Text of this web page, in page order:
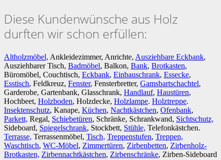
Diese Kundenwünsche aus Holz
durften wir schon erfüllen:
Altholzmöbel, Ankleidezimmer, Anrichte, Ausziehbare Eckbank,
Ausziehbarer Tisch, Badmöbel, Balkon, Bank, Brotkasten,
Büromöbel, Couchtisch, Eckbank, Einbauschrank, Essecke,
Esstisch, Feldkreuz, Fenster, Fensterbretter, Gamsbartschachtel,
Garderobe, Gartenbank, Glasschrank, Handlauf, Haustüren,
Hochbeet, Holzboden, Holzdecke, Holzlampe. Holztreppe.
Insektenschutz, Kanape, Küchen, Nachtkästchen, Ofenbank,
Parkett, Regal, Schiebetüren, Schränke, Schrankwand, Sichtschutz,
Sideboard, Spiegelschrank, Stockbett, Stühle, Telefonkästchen.
Terrasse, Terrassenmöbel, Tisch, Treppenstufen, Treppen,
Waschtisch, WC-Möbel, Zimmertüren, Zirbenbetten, Zirbenholz-
Brotkasten, Zirbennachtkästchen, Zirbenschränke, Zirben-Sideboard